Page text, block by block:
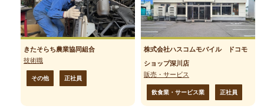
きたそらち農業協同組合
技術職
その他 正社員
株式会社ハスコムモバイル ドコモ
ショップ深川店
販売・サービス
飲食業・サービス業 正社員